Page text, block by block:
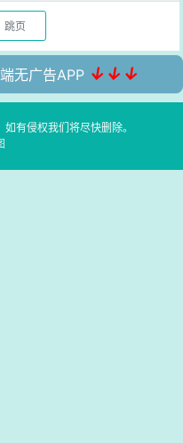
无广告APP ↓↓↓
有侵权我们将尽快删除。